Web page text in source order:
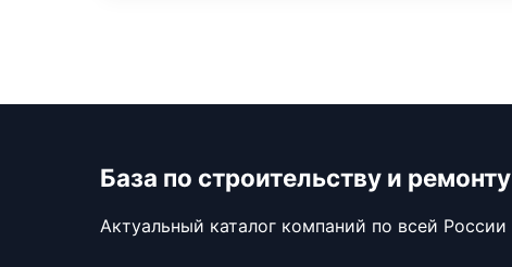
База по строительству и ремонту
Актуальный каталог компаний по всей России